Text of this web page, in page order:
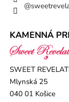
KAMENNÁ
SWEET
Mlynská 25
040 01 Košice